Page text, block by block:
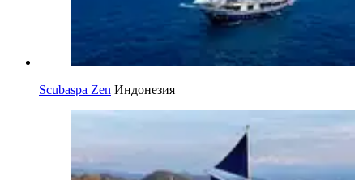
Scubaspa Zen Индонезия